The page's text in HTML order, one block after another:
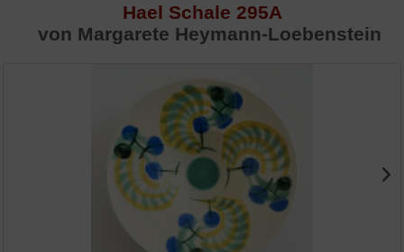
Hael Schale 295A
von Margarete Heymann-Loebenstein